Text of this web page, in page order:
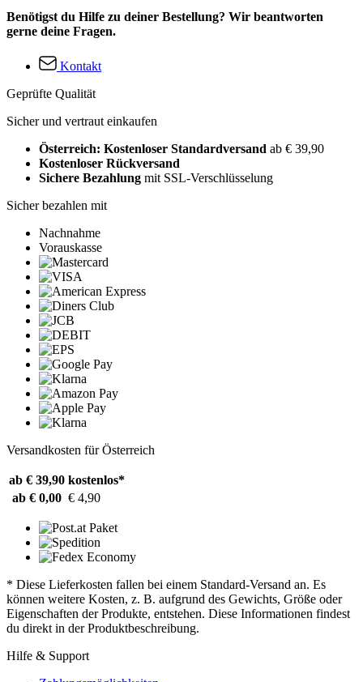
Benötigst du Hilfe zu deiner Bestellung? Wir beantworten
gerne deine Fragen.
Kontakt
Geprüfte Qualität
Sicher und vertraut einkaufen
Österreich: Kostenloser Standardversand ab € 39,90
Kostenloser Rückversand
Sichere Bezahlung mit SSL-Verschlüsselung
Sicher bezahlen mit
Nachnahme
Vorauskasse
Versandkosten für Österreich
ab € 39,90 kostenlos*
ab € 0,00 € 4,90
* Diese Lieferkosten fallen bei einem Standard-Versand an. Es
können weitere Kosten, z. B. aufgrund des Gewichts, Größe oder
Eigenschaften der Produkte, entstehen. Diese Informationen findest
du direkt in der Produktbeschreibung.
Hilfe & Support